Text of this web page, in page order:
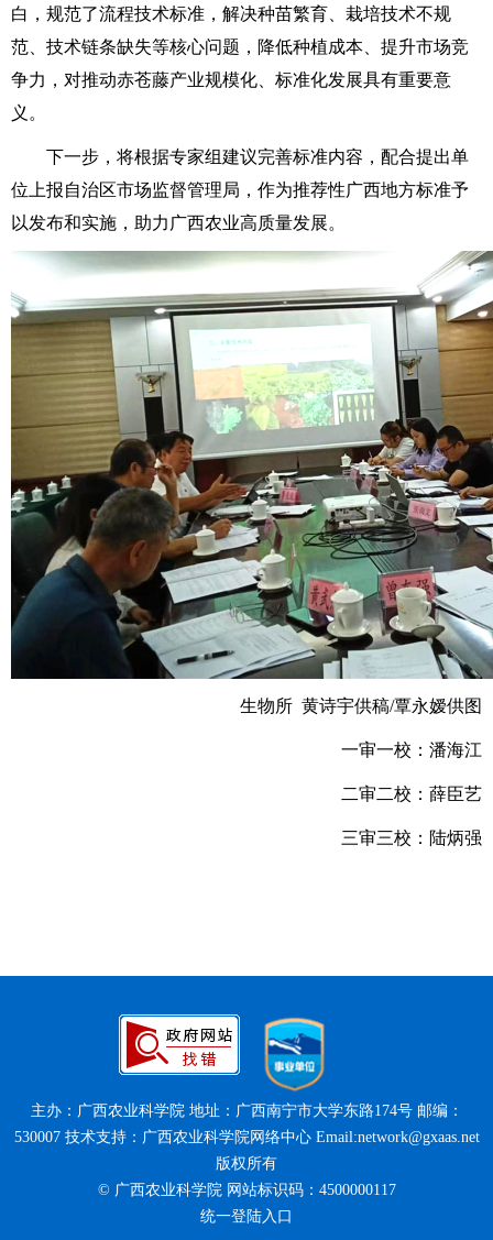
白，规范了流程技术标准，解决种苗繁育、栽培技术不规
范、技术链条缺失等核心问题，降低种植成本、提升市场竞
争力，对推动赤苍藤产业规模化、标准化发展具有重要意
义。
下一步，将根据专家组建议完善标准内容，配合提出单
位上报自治区市场监督管理局，作为推荐性广西地方标准予
以发布和实施，助力广西农业高质量发展。
生物所 黄诗宇供稿/覃永嫒供图
一审一校：潘海江
二审二校：薛臣艺
三审三校：陆炳强
主办：广西农业科学院 地址：广西南宁市大学东路174号 邮编：
530007 技术支持：广西农业科学院网络中心 Email:network@gxaas.net
版权所有
© 广西农业科学院 网站标识码：4500000117
统一登陆入口